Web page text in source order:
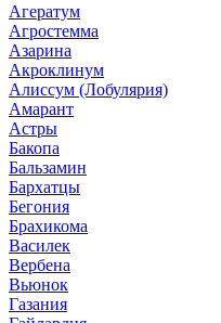
Агератум
Агростемма
Азарина
Акроклинум
Алиссум (Лобулярия)
Амарант
Астры
Бакопа
Бальзамин
Бархатцы
Бегония
Брахикома
Василек
Вербена
Вьюнок
Газания